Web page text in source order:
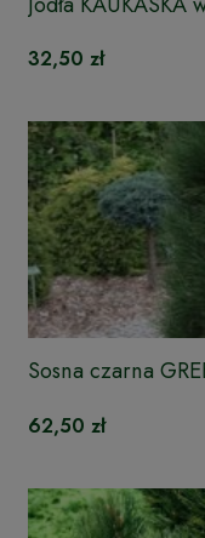
32,50 zł
Sosna czarna
62,50 zł